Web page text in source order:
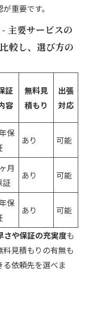
重要です。
主要サービスの
較し、選び方の
証
容
無料見
積もり
出張
対応
保
あり 可能
月
証
あり 可能
保
あり 可能
さや保証の充実度も
見積もりの有無も
依頼先を選べま